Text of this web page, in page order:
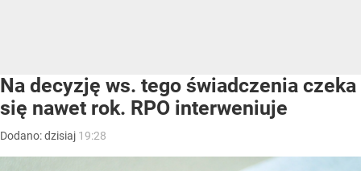
Na decyzję ws. tego świadczenia czeka
się nawet rok. RPO interweniuje
Dodano:dzisiaj 19:28